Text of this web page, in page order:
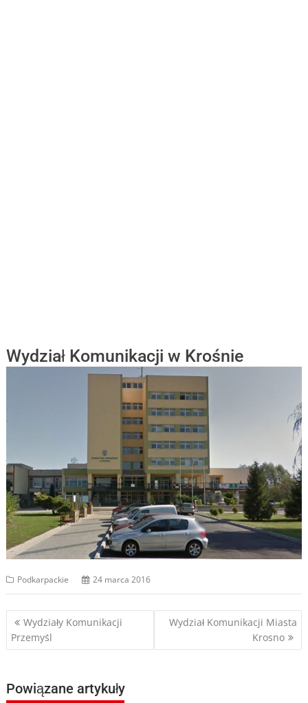
Wydział Komunikacji w Krośnie
Podkarpackie 24 marca 2016
Nawigacja
wpisu
Wydziały Komunikacji
Przemyśl
Wydział Komunikacji Miasta
Krosno
Powiązane artykuły